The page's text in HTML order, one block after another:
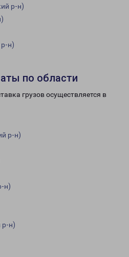
р-н)
н)
по области
грузов осуществляется в
р-н)
н)
р-н)